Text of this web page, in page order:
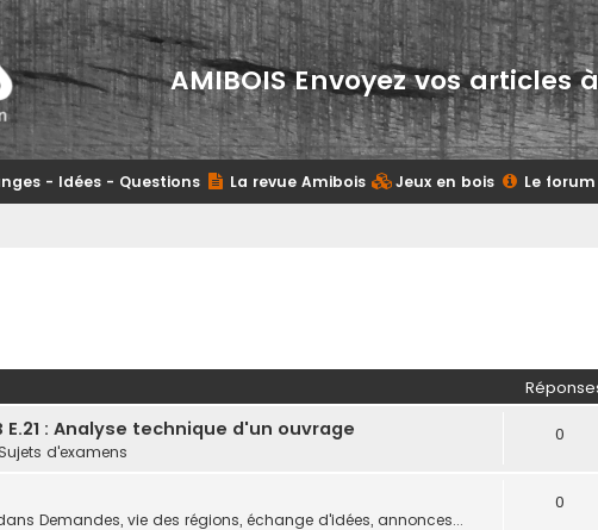
AMIBOIS Envoyez vos articles
- Idées - Questions La revue Amibois Jeux en bois Le forum
: Analyse technique d'un ouvrage
Sujets d'examens
0
Demandes, vie des régions, échange d'idées, annonces...
0